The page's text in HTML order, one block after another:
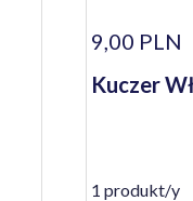
9,00 PLN
Kuczer
1 produkt/y